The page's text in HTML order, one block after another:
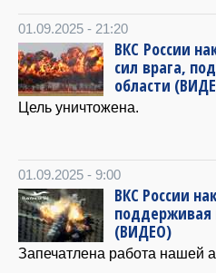
01.09.2025 - 21:20
ВКС России
сил врага,
области
Цель уничтожена.
01.09.2025 - 9:00
ВКС России
поддерживая
(ВИДЕО)
Запечатлена работа нашей